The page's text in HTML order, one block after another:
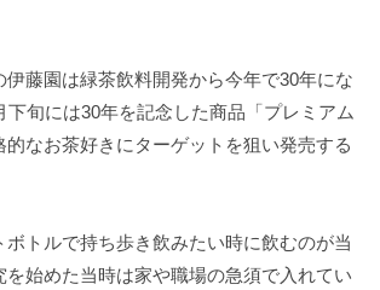
伊藤園は緑茶飲料開発から今年で30年にな
下旬には30年を記念した商品「プレミアム
的なお茶好きにターゲットを狙い発売する
ボトルで持ち歩き飲みたい時に飲むのが当
を始めた当時は家や職場の急須で入れてい